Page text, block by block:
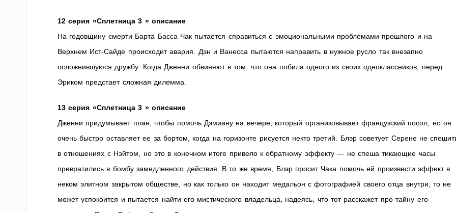
12 серия «Сплетница 3 » описание
На годовщину смерти Барта Басса Чак пытается справиться с эмоциональными проблемами прошлого и на
Верхнем Ист-Сайде происходит авария. Дэн и Ванесса пытаются направить в нужное русло так внезапно
осложнившуюся дружбу. Когда Дженни обвиняют в том, что она побила одного из своих одноклассников, перед
Эриком предстает сложная дилемма.
13 серия «Сплетница 3 » описание
Дженни придумывает план, чтобы помочь Дэмиану на вечере, который организовывает французский посол, но он
очень быстро оставляет ее за бортом, когда на горизонте рисуется некто третий. Блэр советует Серене не
в отношениях с Нэйтом, но это в конечном итоге привело к обратному эффекту — не спеша тикающие часы
превратились в бомбу замедленного действия. В то же время, Блэр просит Чака помочь ей произвести эффект в
неком элитном закрытом обществе, но как только он находит медальон с фотографией своего отца внутри, то не
может успокоится и пытается найти его мистического владельца, надеясь, что тот расскажет про тайну его